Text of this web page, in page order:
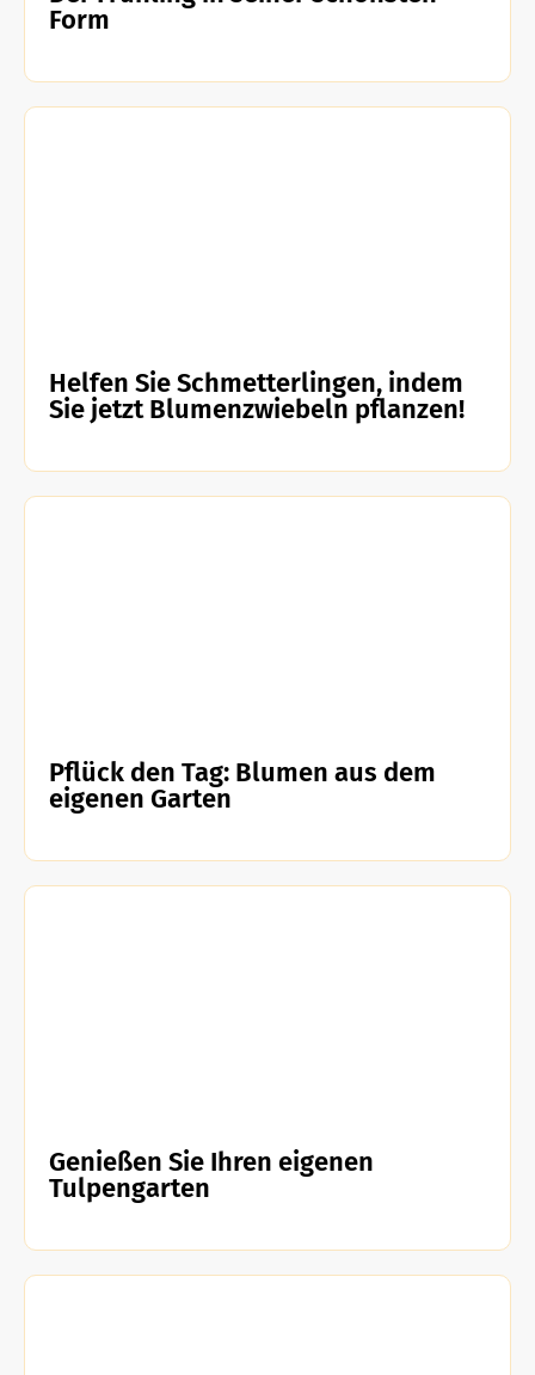
Form
Helfen Sie Schmetterlingen, indem
Sie jetzt Blumenzwiebeln pflanzen!
Pflück den Tag: Blumen aus dem
eigenen Garten
Genießen Sie Ihren eigenen
Tulpengarten